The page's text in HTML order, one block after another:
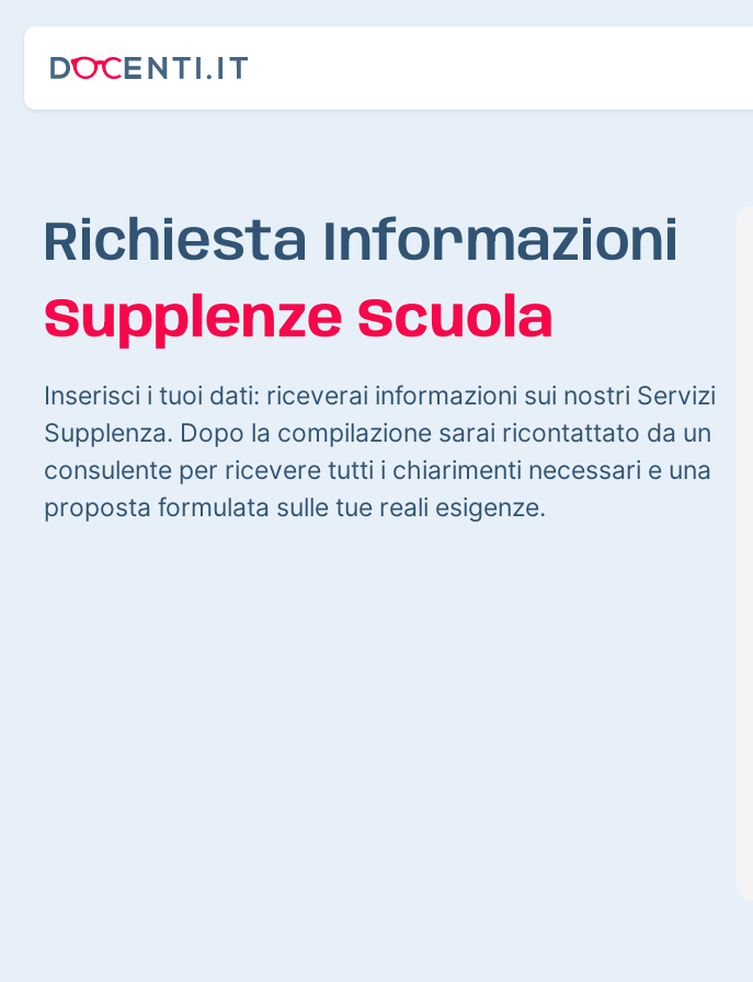
Richiesta Informazioni
Supplenze Scuola
Inserisci i tuoi dati: riceverai informazioni sui nostri Servizi
Supplenza. Dopo la compilazione sarai ricontattato da un
consulente per ricevere tutti i chiarimenti necessari e una
proposta formulata sulle tue reali esigenze.